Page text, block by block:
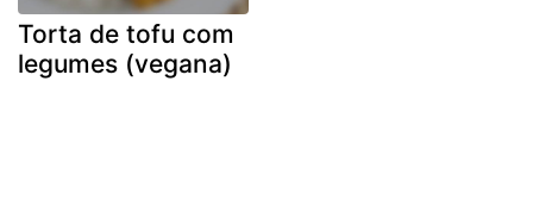
Torta de tofu com
legumes (vegana)